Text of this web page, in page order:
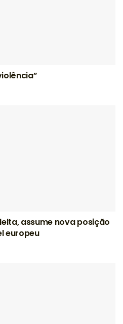
assume nova posição
europeu